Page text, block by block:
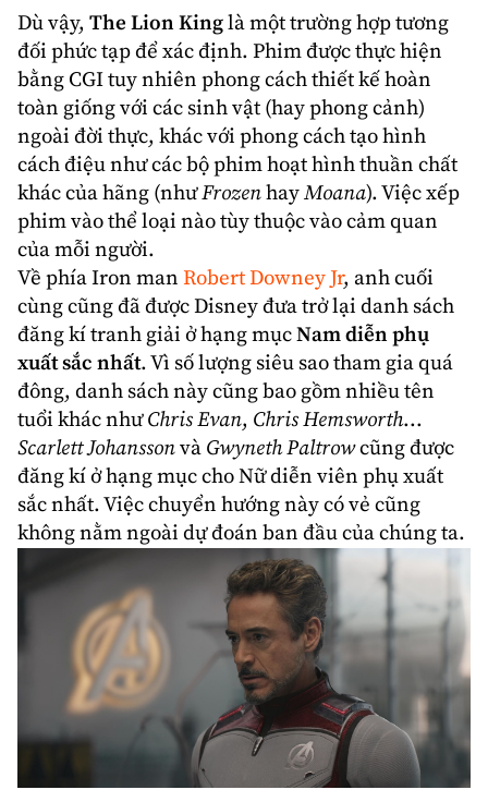
Dù vậy, The Lion Kinglà một trường hợp tương
đối phức tạp để xác định. Phim được thực hiện
bằng CGI tuy nhiên phong cách thiết kế hoàn
toàn giống với các sinh vật (hay phong cảnh)
ngoài đời thực, khác với phong cách tạo hình
cách điệu như các bộ phim hoạt hình thuần chất
khác của hãng (nhưFrozenhayMoana). Việc xếp
phim vào thể loại nào tùy thuộc vào cảm quan
của mỗi người.
Về phíaIron man Robert Downey Jr, anh cuối
cùng cũng đã được Disney đưa trở lại danh sách
đăng kí tranh giải ở hạng mụcNam diễn phụ
xuất sắc nhất. Vì số lượng siêu sao tham gia quá
đông, danh sách này cũng bao gồm nhiều tên
tuổi khác nhưChris Evan, Chris Hemsworth...
Scarlett Johanssonvà Gwyneth Paltrowcũng được
đăng kí ở hạng mục cho Nữ diễn viên phụ xuất
sắc nhất. Việc chuyển hướng này có vẻ cũng
không nằm ngoài dự đoán ban đầu của chúng ta.